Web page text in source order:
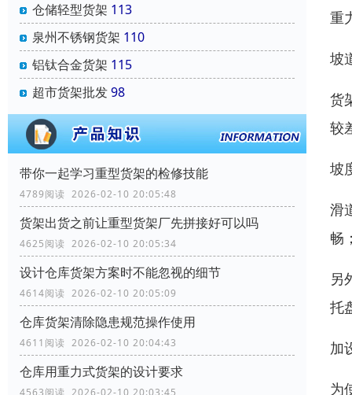
仓储轻型货架 113
泉州不锈钢货架 110
铝钛合金货架 115
超市货架批发98
带你一起学习重型货架的检修技能
4789阅读 2026-02-10 20:05:48
货架出货之前让重型货架厂先拼接好可以吗
4625阅读 2026-02-10 20:05:34
设计仓库货架方案时不能忽视的细节
4614阅读 2026-02-10 20:05:09
仓库货架清除隐患规范操作使用
4611阅读 2026-02-10 20:04:43
仓库用重力式货架的设计要求
重
坡
货
较
坡
滑
畅
另
托
加
为